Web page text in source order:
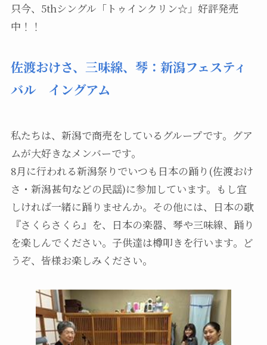
只今、5thシングル「トゥインクリン☆」好評発売
中！！
佐渡おけさ、三味線、琴：新潟フェスティ
バル イングアム
私たちは、新潟で商売をしているグループです。グア
ムが大好きなメンバーです。
8月に行われる新潟祭りでいつも日本の踊り(佐渡おけ
さ・新潟甚句などの民謡)に参加しています。もし宜
しければ一緒に踊りませんか。その他には、日本の歌
『さくらさくら』を、日本の楽器、琴や三味線、踊り
を楽しんでください。子供達は樽叩きを行います。ど
うぞ、皆様お楽しみください。